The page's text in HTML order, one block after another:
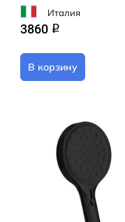
Италия
3860 q
В корзину